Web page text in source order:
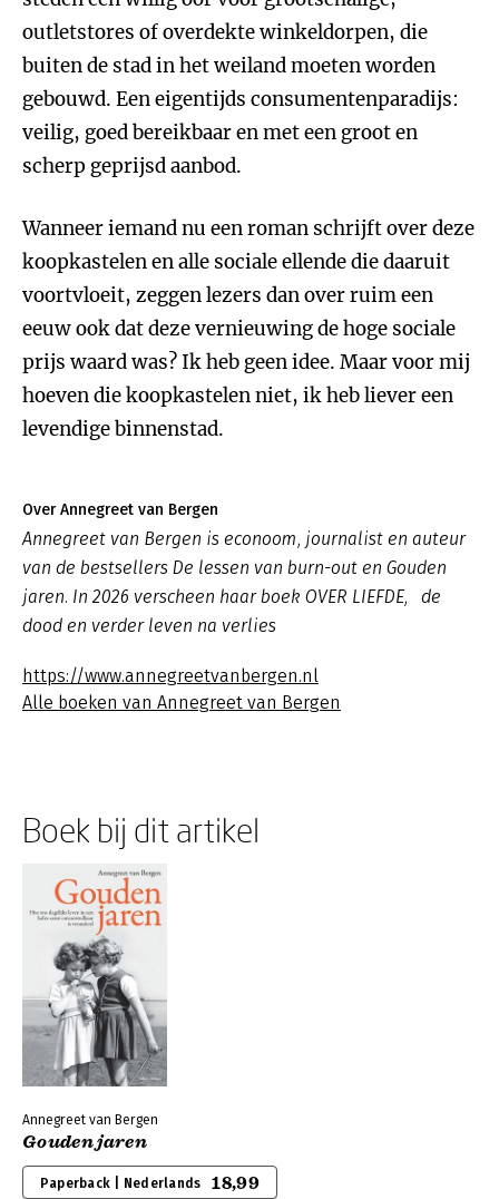
outletstores of overdekte winkeldorpen, die
buiten de stad in het weiland moeten worden
gebouwd. Een eigentijds consumentenparadijs:
veilig, goed bereikbaar en met een groot en
scherp geprijsd aanbod.
Wanneer iemand nu een roman schrijft over deze
koopkastelen en alle sociale ellende die daaruit
voortvloeit, zeggen lezers dan over ruim een
eeuw ook dat deze vernieuwing de hoge sociale
prijs waard was? Ik heb geen idee. Maar voor mij
hoeven die koopkastelen niet, ik heb liever een
levendige binnenstad.
Over Annegreet van Bergen
Annegreet van Bergen is econoom, journalist en auteur
van de bestsellers De lessen van burn-out en Gouden
jaren. In 2026 verscheen haar boek OVER LIEFDE, de
dood en verder leven na verlies
https://www.annegreetvanbergen.nl
Alle boeken van Annegreet van Bergen
Boek bij dit artikel
Annegreet van Bergen
Gouden jaren
Paperback | Nederlands 18,99